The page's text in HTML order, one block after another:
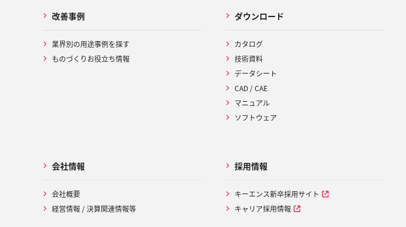
改善事例
業界別の用途事例を探す
ものづくりお役立ち情報
ダウンロード
カタログ
技術資料
データシート
CAD / CAE
マニュアル
ソフトウェア
会社情報
会社概要
経営情報 / 決算関連情報等
採用情報
キーエンス新卒採用サイト
キャリア採用情報